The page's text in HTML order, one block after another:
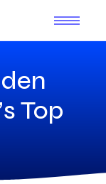
Top